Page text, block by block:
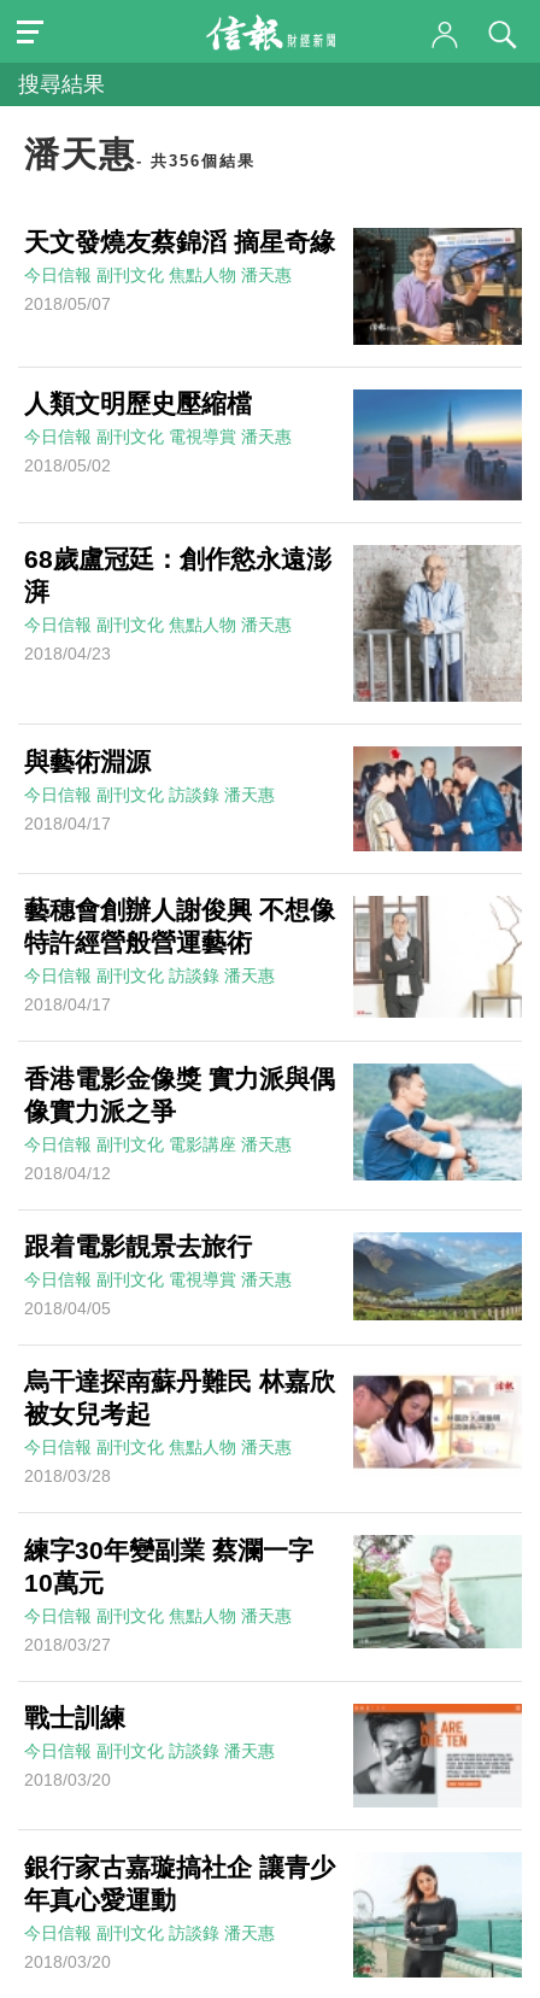
搜尋結果
潘天惠- 共356個結果
天文發燒友蔡錦滔 摘星奇緣
今日信報 副刊文化 焦點人物 潘天惠
2018/05/07
人類文明歷史壓縮檔
今日信報 副刊文化 電視導賞 潘天惠
2018/05/02
68歲盧冠廷：創作慾永遠澎
湃
今日信報 副刊文化 焦點人物 潘天惠
2018/04/23
與藝術淵源
今日信報 副刊文化 訪談錄 潘天惠
2018/04/17
藝穗會創辦人謝俊興 不想像
特許經營般營運藝術
今日信報 副刊文化 訪談錄 潘天惠
2018/04/17
香港電影金像獎 實力派與偶
像實力派之爭
今日信報 副刊文化 電影講座 潘天惠
2018/04/12
跟着電影靚景去旅行
今日信報 副刊文化 電視導賞 潘天惠
2018/04/05
烏干達探南蘇丹難民 林嘉欣
被女兒考起
今日信報 副刊文化 焦點人物 潘天惠
2018/03/28
練字30年變副業 蔡瀾一字
10萬元
今日信報 副刊文化 焦點人物 潘天惠
2018/03/27
戰士訓練
今日信報 副刊文化 訪談錄 潘天惠
2018/03/20
銀行家古嘉璇搞社企 讓青少
年真心愛運動
今日信報 副刊文化 訪談錄 潘天惠
2018/03/20